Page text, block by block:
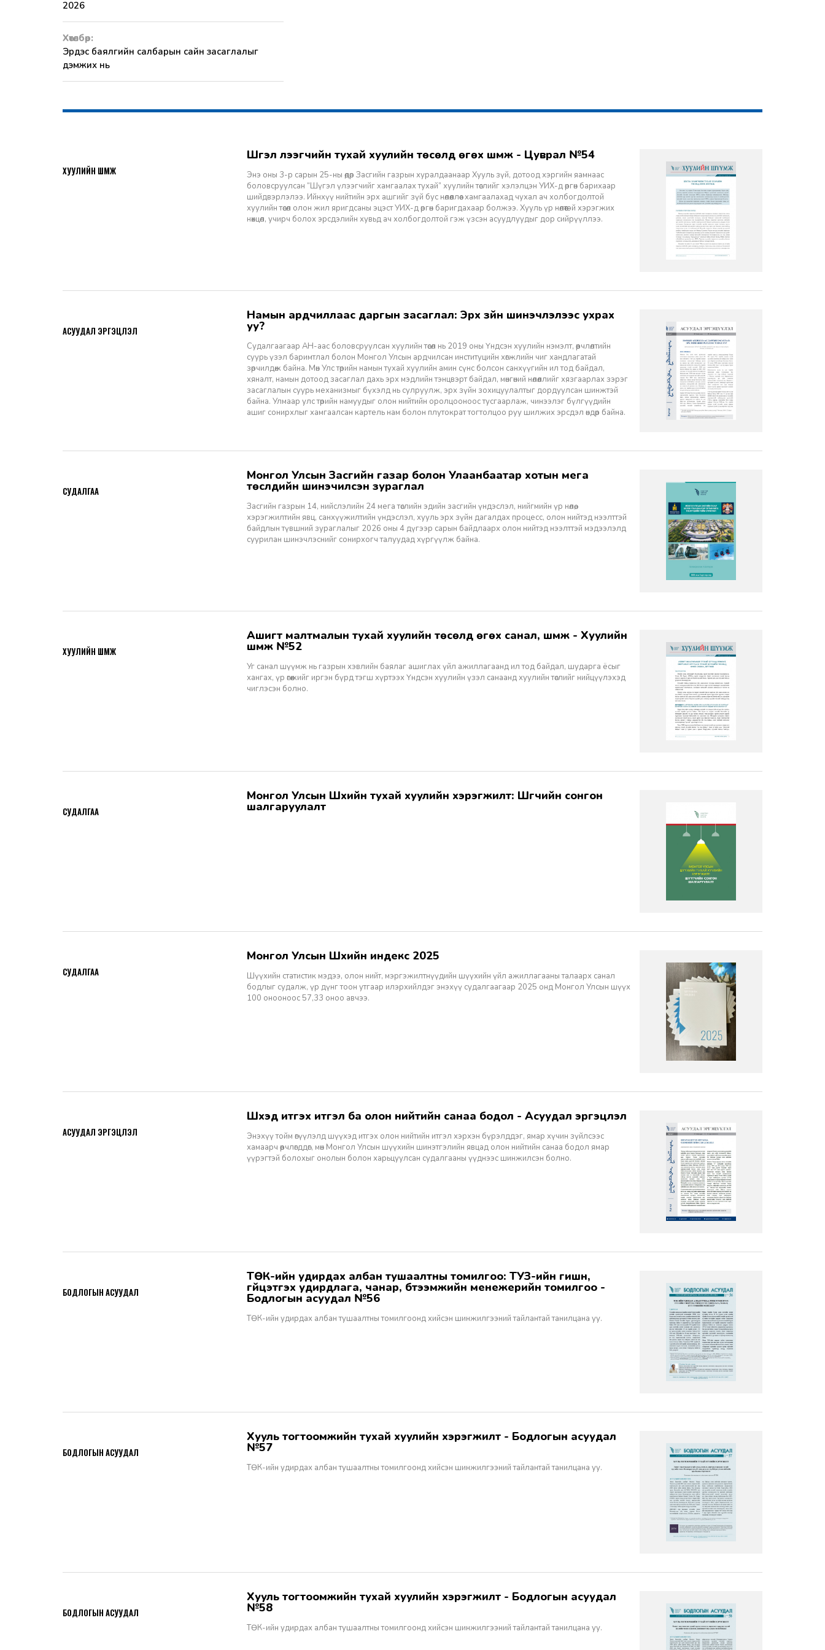
2026
Хөтөлбөр:
Эрдэс баялгийн салбарын сайн засаглалыг
дэмжих нь
Шүгэл үлээгчийн тухай хуулийн төсөлд өгөх шүүмж - Цуврал №54
Энэ оны 3-р сарын 25-ны өдөр Засгийн газрын хуралдаанаар Хууль зүй, дотоод хэргийн яамнаас
боловсруулсан “Шүгэл үлээгчийг хамгаалах тухай” хуулийн төслийг хэлэлцэн УИХ-д өргөн барихаар
шийдвэрлэлээ. Ийнхүү нийтийн эрх ашгийг зүй бус нөлөөллөөс хамгаалахад чухал ач холбогдолтой
хуулийн төсөл олон жил яригдсаны эцэст УИХ-д өргөн баригдахаар болжээ. Хууль үр нөлөөтэй хэрэгжих
нөхцөл, учирч болох эрсдэлийн хувьд ач холбогдолтой гэж үзсэн асуудлуудыг дор сийрүүллээ.
ХУУЛИЙН ШҮҮМЖ
Намын ардчиллаас даргын засаглал: Эрх зүйн шинэчлэлээс ухрах
уу?
Судалгаагаар АН-аас боловсруулсан хуулийн төсөл нь 2019 оны Үндсэн хуулийн нэмэлт, өөрчлөлтийн
суурь үзэл баримтлал болон Монгол Улсын ардчилсан институцийн хөгжлийн чиг хандлагатай
зөрчилдөж байна. Мөн Улс төрийн намын тухай хуулийн амин сүнс болсон санхүүгийн ил тод байдал,
хяналт, намын дотоод засаглал дахь эрх мэдлийн тэнцвэрт байдал, мөнгөний нөлөөллийг хязгаарлах зэрэг
засаглалын суурь механизмыг бүхэлд нь сулруулж, эрх зүйн зохицуулалтыг дордуулсан шинжтэй
байна. Улмаар улс төрийн намуудыг олон нийтийн оролцооноос тусгаарлаж, чинээлэг бүлгүүдийн
ашиг сонирхлыг хамгаалсан картель нам болон плутократ тогтолцоо руу шилжих эрсдэл өндөр байна.
АСУУДАЛ ЭРГЭЦҮҮЛЭЛ
Монгол Улсын Засгийн газар болон Улаанбаатар хотын мега
төслүүдийн шинэчилсэн зураглал
Засгийн газрын 14, нийслэлийн 24 мега төслийн эдийн засгийн үндэслэл, нийгмийн үр нөлөө,
хэрэгжилтийн явц, санхүүжилтийн үндэслэл, хууль эрх зүйн дагалдах процесс, олон нийтэд нээлттэй
байдлын түвшний зураглалыг 2026 оны 4 дүгээр сарын байдлаарх олон нийтэд нээлттэй мэдээлэлд
суурилан шинэчлэснийг сонирхогч талуудад хүргүүлж байна.
СУДАЛГАА
Ашигт малтмалын тухай хуулийн төсөлд өгөх санал, шүүмж - Хуулийн
шүүмж №52
Уг санал шүүмж нь газрын хэвлийн баялаг ашиглах үйл ажиллагаанд ил тод байдал, шударга ёсыг
хангах, үр өгөөжийг иргэн бүрд тэгш хүртээх Үндсэн хуулийн үзэл санаанд хуулийн төслийг нийцүүлэхэд
чиглэсэн болно.
ХУУЛИЙН ШҮҮМЖ
Монгол Улсын Шүүхийн тухай хуулийн хэрэгжилт: Шүүгчийн сонгон
шалгаруулалт
СУДАЛГАА
Монгол Улсын Шүүхийн индекс 2025
Шүүхийн статистик мэдээ, олон нийт, мэргэжилтнүүдийн шүүхийн үйл ажиллагааны талаарх санал
бодлыг судалж, үр дүнг тоон утгаар илэрхийлдэг энэхүү судалгаагаар 2025 онд Монгол Улсын шүүх
100 онооноос 57,33 оноо авчээ.
СУДАЛГАА
Шүүхэд итгэх итгэл ба олон нийтийн санаа бодол - Асуудал эргэцүүлэл
Энэхүү тойм өгүүлэлд шүүхэд итгэх олон нийтийн итгэл хэрхэн бүрэлддэг, ямар хүчин зүйлсээс
хамаарч өөрчлөгддөг, мөн Монгол Улсын шүүхийн шинэтгэлийн явцад олон нийтийн санаа бодол ямар
үүрэгтэй болохыг онолын болон харьцуулсан судалгааны үүднээс шинжилсэн болно.
АСУУДАЛ ЭРГЭЦҮҮЛЭЛ
ТӨК-ийн удирдах албан тушаалтны томилгоо: ТУЗ-ийн гишүүн,
гүйцэтгэх удирдлага, чанар, бүтээмжийн менежерийн томилгоо -
Бодлогын асуудал №56
ТӨК-ийн удирдах албан тушаалтны томилгоонд хийсэн шинжилгээний тайлантай танилцана уу.
БОДЛОГЫН АСУУДАЛ
Хууль тогтоомжийн тухай хуулийн хэрэгжилт - Бодлогын асуудал
№57
ТӨК-ийн удирдах албан тушаалтны томилгоонд хийсэн шинжилгээний тайлантай танилцана уу.
БОДЛОГЫН АСУУДАЛ
Хууль тогтоомжийн тухай хуулийн хэрэгжилт - Бодлогын асуудал
№58
ТӨК-ийн удирдах албан тушаалтны томилгоонд хийсэн шинжилгээний тайлантай танилцана уу.
БОДЛОГЫН АСУУДАЛ